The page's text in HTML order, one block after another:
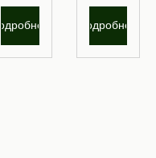
Подробнее